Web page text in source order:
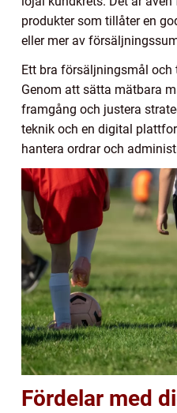
produkter som tillåter en
eller mer av
Ett bra försäljningsmål och
Genom att sätta mätbara
framgång och justera
teknik och en digital
hantera ordrar och
Fördelar med